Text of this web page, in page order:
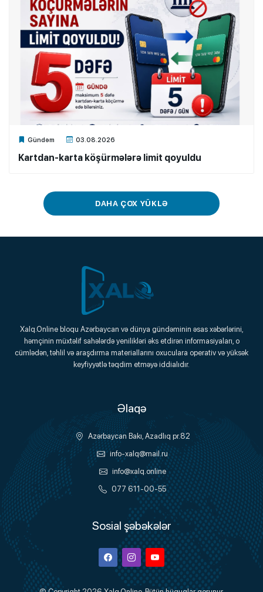
Gündəm 03.08.2026
Xalq.Online
Kartdan-karta köşürmələrə limit qoyuldu
DAHA ÇOX YÜKLƏ
Xalq.Online
Onlayn Platforma
Xalq.Online bloqu Azərbaycan və dünya gündəminin əsas xəbərlərini,
həmçinin müxtəlif sahələrdə yenilikləri əks etdirən informasiyaları, o
cümlədən, təhlil və araşdırma materiallarını oxuculara operativ və yüksək
keyfiyyətlə təqdim etməyə iddialıdır.
Əlaqə
Azərbaycan Bakı, Azadlıq pr.82
info-xalq@mail.ru
info@xalq.online
077 611-00-55
Sosial şəbəkələr
FacebookInstagramYoutube